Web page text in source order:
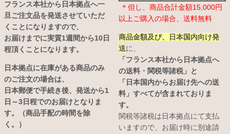
フランス本社から日本拠点へ一
旦ご注文品を発送させていただ
くことになりますので、
お届けまでに実質1週間から10日
程頂くことになります。
日本拠点に在庫がある商品のみ
のご注文の場合は、
日本郵便で手続き後、発送から1
日～3日程でのお届けとなりま
す。（商品手配の時間を除
く。）
＊但し、商品合計金額15,000円
以上ご購入の場合、送料無料
商品金額及び、日本国内向け発
送に、
「フランス本社から日本拠点へ
の送料・関税等諸税」と
「日本国内からお届け先への送
料」すべてが含まれておりま
す。
関税等諸税は日本拠点にて支払
いますので、お届け時に別途請